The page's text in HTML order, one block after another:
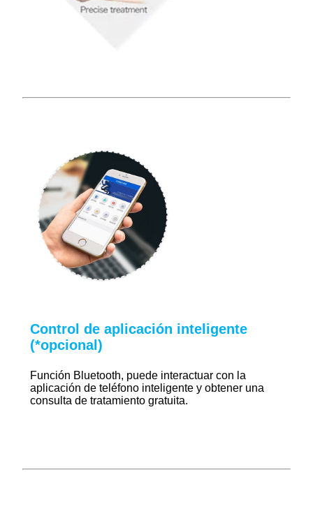
Control de aplicación inteligente
(*opcional)
Función Bluetooth, puede interactuar con la
aplicación de teléfono inteligente y obtener una
consulta de tratamiento gratuita.